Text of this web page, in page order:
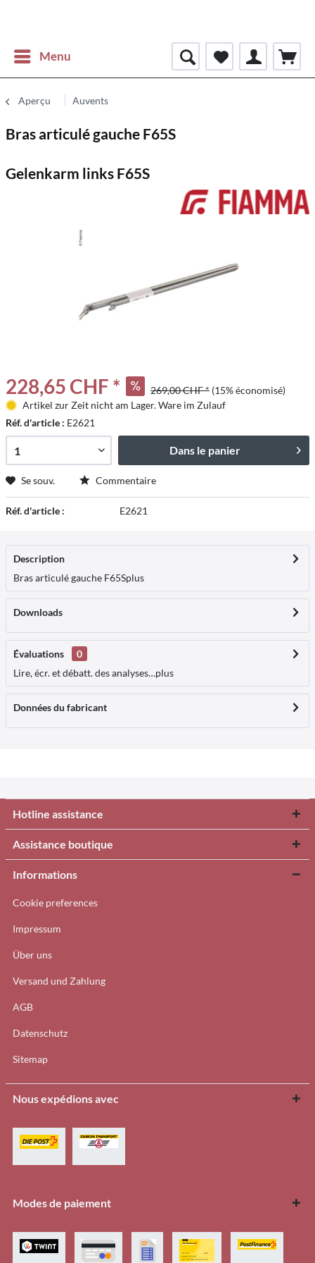
Menu
Aperçu Auvents
Bras articulé gauche F65S
Gelenkarm links F65S
228,65 CHF * 269,00 CHF * (15% économisé)
Artikel zur Zeit nicht am Lager. Ware im Zulauf
Réf. d'article : E2621
Dans le panier
Se souv. Commentaire
Réf. d'article : E2621
Description
Bras articulé gauche F65Splus
Downloads
Évaluations
0
Lire, écr. et débatt. des analyses…plus
Données du fabricant
Hotline assistance
Assistance boutique
Informations
Cookie preferences
Impressum
Über uns
Versand und Zahlung
AGB
Datenschutz
Sitemap
Nous expédions avec
Modes de paiement